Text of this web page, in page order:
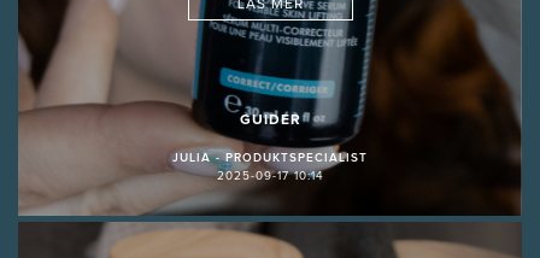
LÄS MER
GUIDER
JULIA - PRODUKTSPECIALIST
2025-09-17 10:14